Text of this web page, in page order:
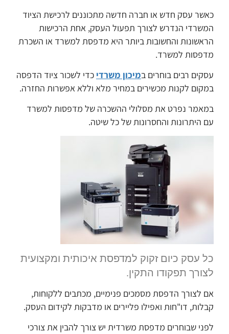
כאשר עסק חדש או חברה חדשה מתכוננים לרכישת הציוד
המשרדי הנדרש לצורך תפעול העסק, אחת הרכישות
הראשונות והחשובות ביותר היא מדפסת למשרד או השכרת
מדפסות למשרד.
עסקים רבים בוחרים במיכון משרדי כדי לשכור ציוד הדפסה
במקום לקנות מכשירים במחיר מלא וללא אפשרות החזרה.
במאמר נפרט את מסלולי ההשכרה של מדפסות למשרד
עם היתרונות והחסרונות של כל שיטה.
כל עסק כיום זקוק למדפסת איכותית ומקצועית
לצורך תפקודו התקין.
אם לצורך הדפסת מסמכים פנימיים, מכתבים ללקוחות,
קבלות, דו"חות ואפילו פליירים או מדבקות לקידום העסק.
לפני שבוחרים מדפסת משרדית יש צורך להבין את צורכי